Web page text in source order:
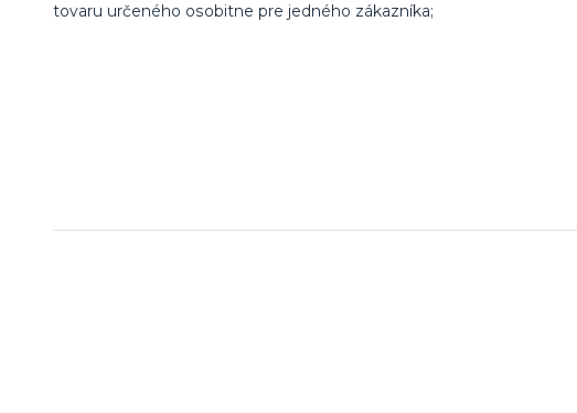
tovaru určeného osobitne pre jedného zákazníka;